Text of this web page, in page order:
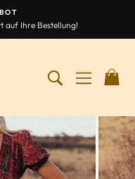
auf Ihre Bestellung!
SUCHEN